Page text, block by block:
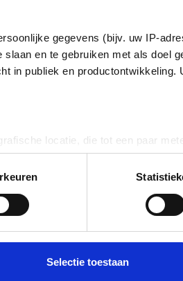
gegevens (bijv. uw IP-
en te gebruiken met als doel
in publiek en
locatie, die tot een paar
te scannen op specifieke
worden verwerkt en stel uw
in de Cookieverklaring.
informatie over uw gebruik van
kunnen deze gegevens
Selectie toestaan